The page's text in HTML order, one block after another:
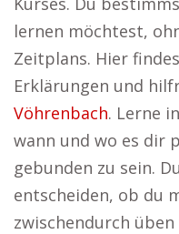
lernen möchtest,
Zeitplans. Hier
Erklärungen und
Vöhrenbach. Lerne
wann und wo es dir
gebunden zu sein.
entscheiden, ob du
zwischendurch